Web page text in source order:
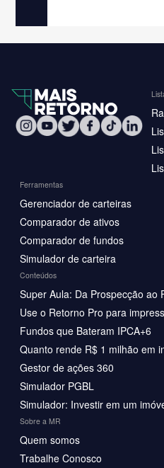
Ferramentas
Gerenciador de carteiras
Comparador de ativos
Comparador de fundos
Simulador de carteira
Conteúdos
Super Aula: Da Prospecção ao
Use o Retorno Pro para
Fundos que Bateram IPCA+6
Quanto rende R$ 1 milhão em
Gestor de ações 360
Simulador PGBL
Simulador: Investir em um
Sobre a MR
Quem somos
Trabalhe Conosco